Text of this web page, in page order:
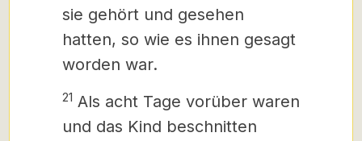
sie gehört und gesehen
hatten, so wie es ihnen gesagt
worden war.
21 Als acht Tage vorüber waren
und das Kind beschnitten